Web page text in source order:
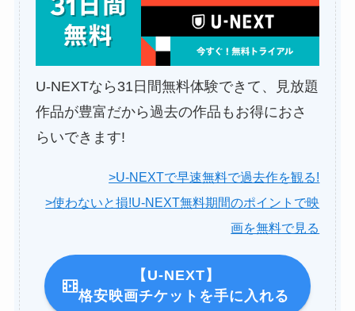
U-NEXTなら31日間無料体験できて、見放題
作品が豊富だから過去の作品もお得におさ
らいできます!
>U-NEXTで早速無料で過去作を観る!
>使わないと損!U-NEXT無料期間のポイントで映
画を無料で見る
【U-NEXT】
格安映画チケットを手に入れる